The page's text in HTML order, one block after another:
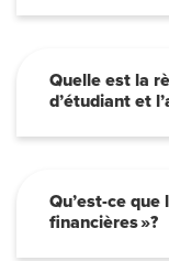
Quelle est la
d’étudiant et
Qu’est-ce
financières »?